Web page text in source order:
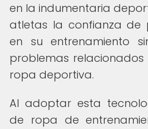
en la indumentaria
atletas la confianza de
en su entrenamiento
problemas
ropa deportiva.
Al adoptar esta
de ropa de